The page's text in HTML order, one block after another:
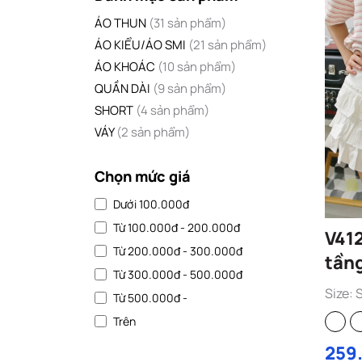
ÁO THUN (31 sản phẩm)
ÁO KIỂU/ÁO SMI (21 sản phẩm)
ÁO KHOÁC (10 sản phẩm)
QUẦN DÀI (9 sản phẩm)
SHORT (4 sản phẩm)
VÁY(2 sản phẩm)
Chọn mức giá
Dưới 100.000đ
Từ 100.000đ - 200.000đ
Từ 200.000đ - 300.000đ
Từ 300.000đ - 500.000đ
Từ 500.000đ -
Trên
V4128-
Size: